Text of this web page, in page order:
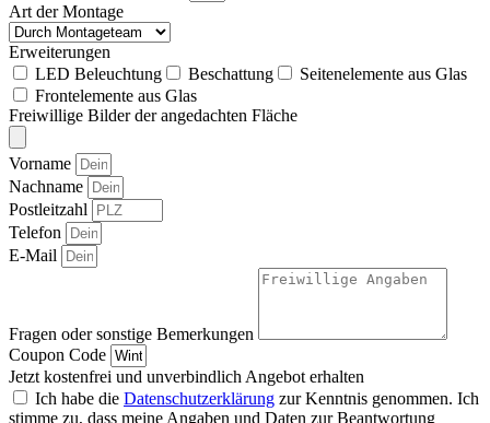
Art der Montage
Erweiterungen
LED Beleuchtung
Beschattung
Seitenelemente aus Glas
Frontelemente aus Glas
Freiwillige Bilder der angedachten Fläche
Vorname
Nachname
Postleitzahl
Telefon
E-Mail
Fragen oder sonstige Bemerkungen
Coupon Code
Jetzt kostenfrei und unverbindlich Angebot erhalten
Ich habe die Datenschutzerklärung zur Kenntnis genommen. Ich
stimme zu, dass meine Angaben und Daten zur Beantwortung